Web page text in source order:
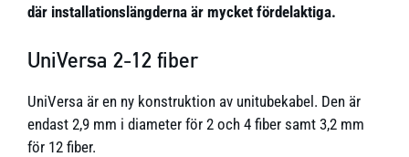
där installationslängderna är mycket fördelaktiga.
UniVersa 2-12 fiber
UniVersa är en ny konstruktion av unitubekabel. Den är
endast 2,9 mm i diameter för 2 och 4 fiber samt 3,2 mm
för 12 fiber.